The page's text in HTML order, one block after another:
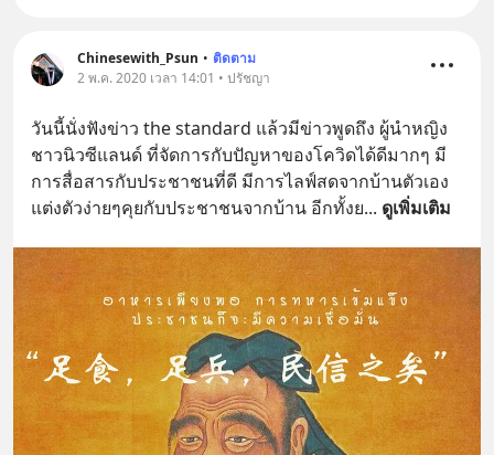
Chinesewith_Psun • ติดตาม
2 พ.ค. 2020 เวลา 14:01 • ปรัชญา
วันนี้นั่งฟังข่าว the standard แล้วมีข่าวพูดถึง ผู้นำหญิง
ชาวนิวซีแลนด์ ที่จัดการกับปัญหาของโควิดได้ดีมากๆ มี
การสื่อสารกับประชาชนที่ดี มีการไลฟ์สดจากบ้านตัวเอง
แต่งตัวง่ายๆคุยกับประชาชนจากบ้าน อีกทั้งย... ดูเพิ่มเติม